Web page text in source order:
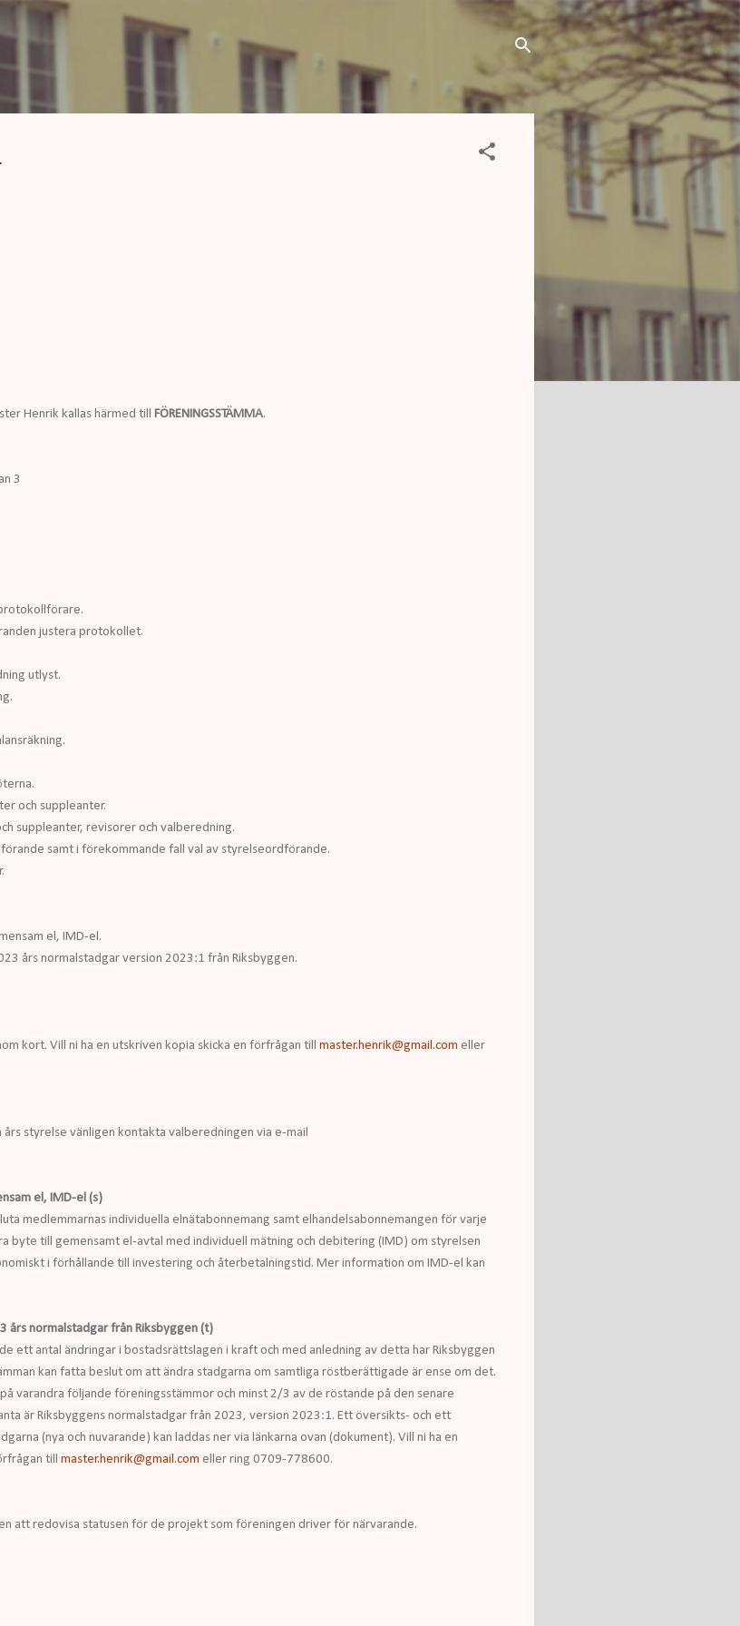
Fortsätt till huvudinnehåll
Henrik kallas härmed till FÖRENINGSSTÄMMA.
3
justera protokollet.
utlyst.
och suppleanter.
suppleanter, revisorer och valberedning.
samt i förekommande fall val av styrelseordförande.
el, IMD-el.
års normalstadgar version 2023:1 från Riksbyggen.
kort. Vill ni ha en utskriven kopia skicka en förfrågan till master.henrik@gmail.com eller
styrelse vänligen kontakta valberedningen via e-mail
el, IMD-el (s)
medlemmarnas individuella elnätabonnemang samt elhandelsabonnemangen för varje
byte till gemensamt el-avtal med individuell mätning och debitering (IMD) om styrelsen
i förhållande till investering och återbetalningstid. Mer information om IMD-el kan
års normalstadgar från Riksbyggen (t)
ett antal ändringar i bostadsrättslagen i kraft och med anledning av detta har Riksbyggen
kan fatta beslut om att ändra stadgarna om samtliga röstberättigade är ense om det.
varandra följande föreningsstämmor och minst 2/3 av de röstande på den senare
är Riksbyggens normalstadgar från 2023, version 2023:1. Ett översikts- och ett
(nya och nuvarande) kan laddas ner via länkarna ovan (dokument). Vill ni ha en
till master.henrik@gmail.com eller ring 0709-778600.
att redovisa statusen för de projekt som föreningen driver för närvarande.